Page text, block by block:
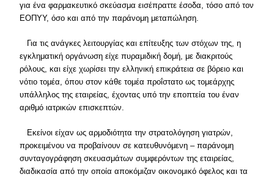
για ένα φαρμακευτικό σκεύασμα εισέπραττε έσοδα, τόσο από τον
ΕΟΠΥΥ, όσο και από την παράνομη μεταπώληση.
Για τις ανάγκες λειτουργίας και επίτευξης των στόχων της, η
εγκληματική οργάνωση είχε πυραμιδική δομή, με διακριτούς
ρόλους, και είχε χωρίσει την ελληνική επικράτεια σε βόρειο και
νότιο τομέα, όπου στον κάθε τομέα προΐστατο ως τομεάρχης
υπάλληλος της εταιρείας, έχοντας υπό την εποπτεία του έναν
αριθμό ιατρικών επισκεπτών.
Εκείνοι είχαν ως αρμοδιότητα την στρατολόγηση γιατρών,
προκειμένου να προβαίνουν σε κατευθυνόμενη – παράνομη
συνταγογράφηση σκευασμάτων συμφερόντων της εταιρείας,
διαδικασία από την οποία αποκόμιζαν οικονομικό όφελος και τα